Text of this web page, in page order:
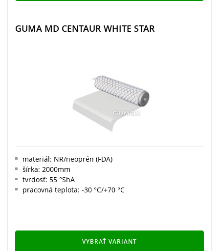
GUMA MD CENTAUR WHITE STAR
materiál: NR/neoprén (FDA)
šírka: 2000mm
tvrdosť: 55 °ShA
pracovná teplota: -30 °C/+70 °C
VYBRAŤ VARIANT